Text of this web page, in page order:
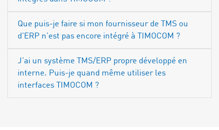
Que puis-je faire si mon fournisseur de TMS ou
d’ERP n’est pas encore intégré à TIMOCOM ?
J’ai un système TMS/ERP propre développé en
interne. Puis-je quand même utiliser les
interfaces TIMOCOM ?